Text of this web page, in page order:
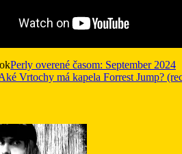
Perly overené časom: September 2024
Vrtochy má kapela Forrest Jump?